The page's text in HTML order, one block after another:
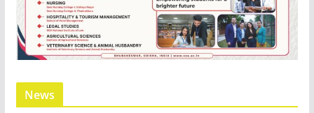
News